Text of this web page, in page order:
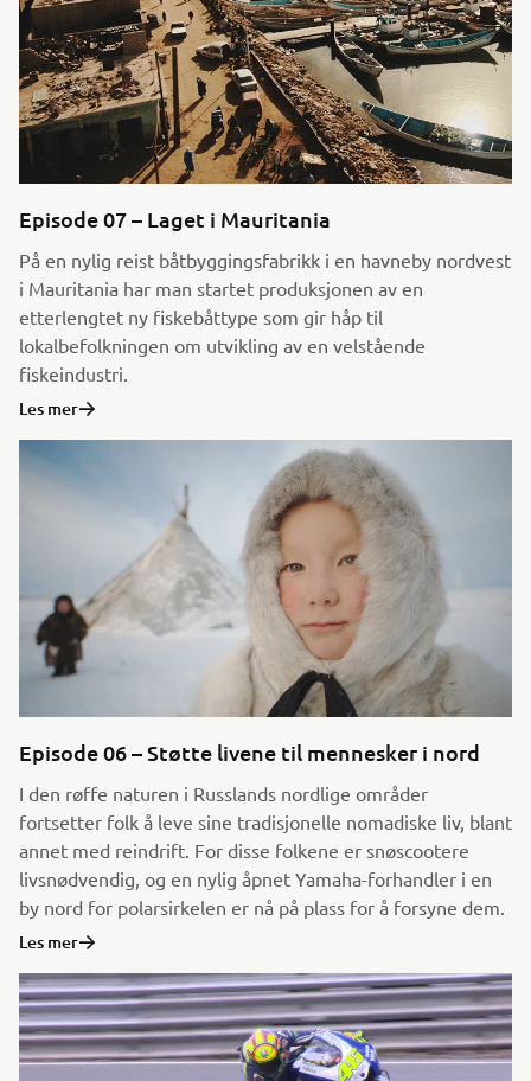
Episode 07 – Laget i Mauritania
På en nylig reist båtbyggingsfabrikk i en havneby nordvest
i Mauritania har man startet produksjonen av en
etterlengtet ny fiskebåttype som gir håp til
lokalbefolkningen om utvikling av en velstående
fiskeindustri.
Les mer
Episode 06 – Støtte livene til mennesker i nord
I den røffe naturen i Russlands nordlige områder
fortsetter folk å leve sine tradisjonelle nomadiske liv, blant
annet med reindrift. For disse folkene er snøscootere
livsnødvendig, og en nylig åpnet Yamaha-forhandler i en
by nord for polarsirkelen er nå på plass for å forsyne dem.
Les mer